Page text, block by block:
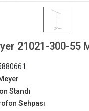
21021-300-55
Standı
Sehpası